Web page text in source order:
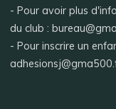
- Pour avoir plus
du club :
- Pour inscrire un